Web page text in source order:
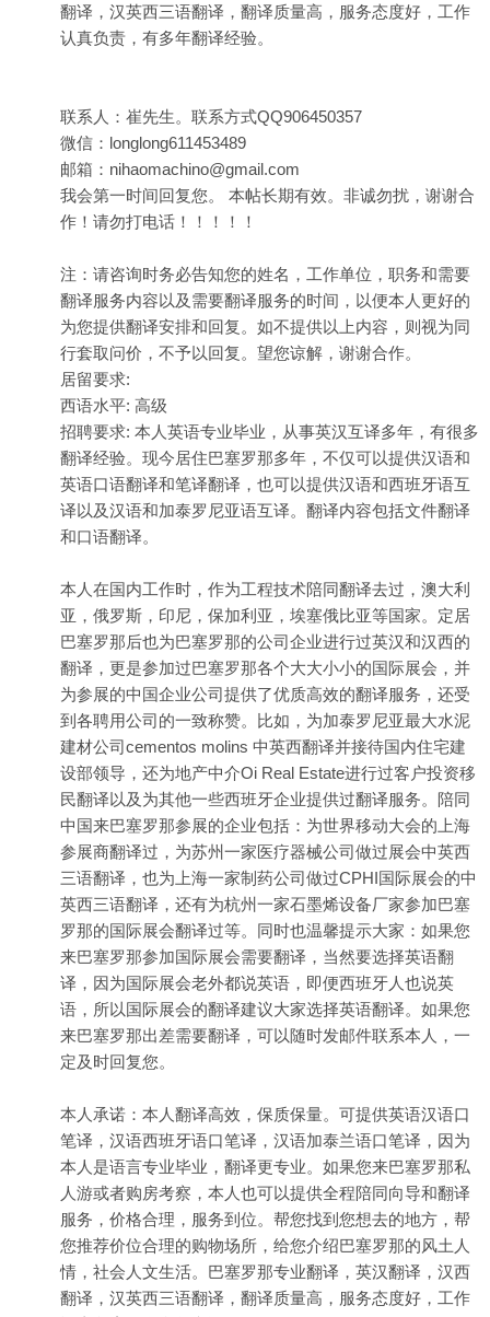
翻译，汉英西三语翻译，翻译质量高，服务态度好，工作
认真负责，有多年翻译经验。
联系人：崔先生。联系方式QQ906450357
微信：longlong611453489
邮箱：nihaomachino@gmail.com
我会第一时间回复您。 本帖长期有效。非诚勿扰，谢谢合
作！请勿打电话！！！！！
注：请咨询时务必告知您的姓名，工作单位，职务和需要
翻译服务内容以及需要翻译服务的时间，以便本人更好的
为您提供翻译安排和回复。如不提供以上内容，则视为同
行套取问价，不予以回复。望您谅解，谢谢合作。
居留要求:
西语水平: 高级
招聘要求: 本人英语专业毕业，从事英汉互译多年，有很多
翻译经验。现今居住巴塞罗那多年，不仅可以提供汉语和
英语口语翻译和笔译翻译，也可以提供汉语和西班牙语互
译以及汉语和加泰罗尼亚语互译。翻译内容包括文件翻译
和口语翻译。
本人在国内工作时，作为工程技术陪同翻译去过，澳大利
亚，俄罗斯，印尼，保加利亚，埃塞俄比亚等国家。定居
巴塞罗那后也为巴塞罗那的公司企业进行过英汉和汉西的
翻译，更是参加过巴塞罗那各个大大小小的国际展会，并
为参展的中国企业公司提供了优质高效的翻译服务，还受
到各聘用公司的一致称赞。比如，为加泰罗尼亚最大水泥
建材公司cementos molins 中英西翻译并接待国内住宅建
设部领导，还为地产中介Oi Real Estate进行过客户投资移
民翻译以及为其他一些西班牙企业提供过翻译服务。陪同
中国来巴塞罗那参展的企业包括：为世界移动大会的上海
参展商翻译过，为苏州一家医疗器械公司做过展会中英西
三语翻译，也为上海一家制药公司做过CPHI国际展会的中
英西三语翻译，还有为杭州一家石墨烯设备厂家参加巴塞
罗那的国际展会翻译过等。同时也温馨提示大家：如果您
来巴塞罗那参加国际展会需要翻译，当然要选择英语翻
译，因为国际展会老外都说英语，即便西班牙人也说英
语，所以国际展会的翻译建议大家选择英语翻译。如果您
来巴塞罗那出差需要翻译，可以随时发邮件联系本人，一
定及时回复您。
本人承诺：本人翻译高效，保质保量。可提供英语汉语口
笔译，汉语西班牙语口笔译，汉语加泰兰语口笔译，因为
本人是语言专业毕业，翻译更专业。如果您来巴塞罗那私
人游或者购房考察，本人也可以提供全程陪同向导和翻译
服务，价格合理，服务到位。帮您找到您想去的地方，帮
您推荐价位合理的购物场所，给您介绍巴塞罗那的风土人
情，社会人文生活。巴塞罗那专业翻译，英汉翻译，汉西
翻译，汉英西三语翻译，翻译质量高，服务态度好，工作